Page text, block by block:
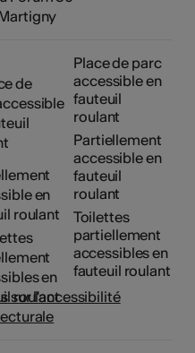
Place de parc
accessible en
fauteuil
roulant
Partiellement
accessible en
fauteuil
roulant
Toilettes
partiellement
accessibles en
fauteuil roulant
sur l'accessibilité